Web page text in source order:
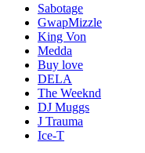
Sabotage
GwapMizzle
King Von
Medda
Buy love
DELA
The Weeknd
DJ Muggs
J Trauma
Ice-T